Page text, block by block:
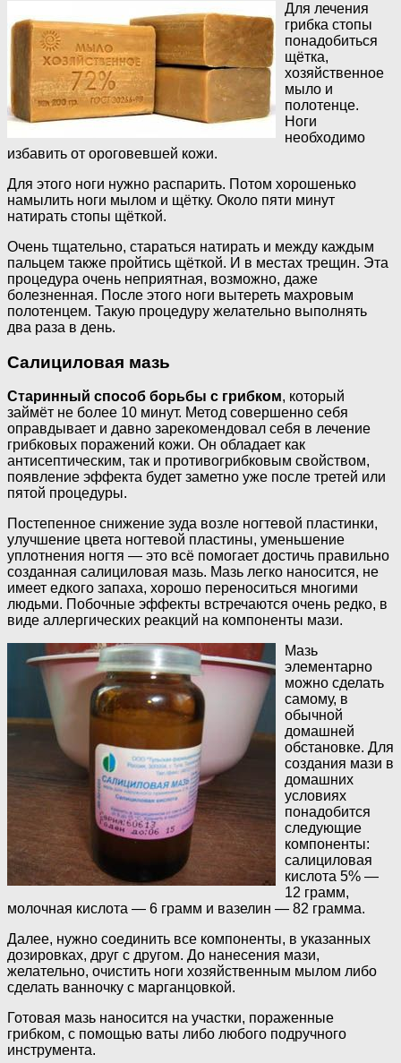
Для лечения
грибка стопы
понадобиться
щётка,
хозяйственное
мыло и
полотенце.
Ноги
необходимо
избавить от ороговевшей кожи.
Для этого ноги нужно распарить. Потом хорошенько
намылить ноги мылом и щётку. Около пяти минут
натирать стопы щёткой.
Очень тщательно, стараться натирать и между каждым
пальцем также пройтись щёткой. И в местах трещин. Эта
процедура очень неприятная, возможно, даже
болезненная. После этого ноги вытереть махровым
полотенцем. Такую процедуру желательно выполнять
два раза в день.
Салициловая мазь
Старинный способ борьбы с грибком, который
займёт не более 10 минут. Метод совершенно себя
оправдывает и давно зарекомендовал себя в лечение
грибковых поражений кожи. Он обладает как
антисептическим, так и противогрибковым свойством,
появление эффекта будет заметно уже после третей или
пятой процедуры.
Постепенное снижение зуда возле ногтевой пластинки,
улучшение цвета ногтевой пластины, уменьшение
уплотнения ногтя — это всё помогает достичь правильно
созданная салициловая мазь. Мазь легко наносится, не
имеет едкого запаха, хорошо переноситься многими
людьми. Побочные эффекты встречаются очень редко, в
виде аллергических реакций на компоненты мази.
Мазь
элементарно
можно сделать
самому, в
обычной
домашней
обстановке. Для
создания мази в
домашних
условиях
понадобится
следующие
компоненты:
салициловая
кислота 5% —
12 грамм,
молочная кислота — 6 грамм и вазелин — 82 грамма.
Далее, нужно соединить все компоненты, в указанных
дозировках, друг с другом. До нанесения мази,
желательно, очистить ноги хозяйственным мылом либо
сделать ванночку с марганцовкой.
Готовая мазь наносится на участки, пораженные
грибком, с помощью ваты либо любого подручного
инструмента.